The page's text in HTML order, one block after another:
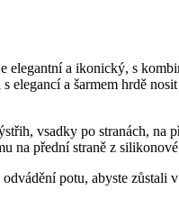
elegantní a ikonický, s
a šarmem hrdě
vsadky po stranách, na
na přední straně z
potu, abyste zůstali